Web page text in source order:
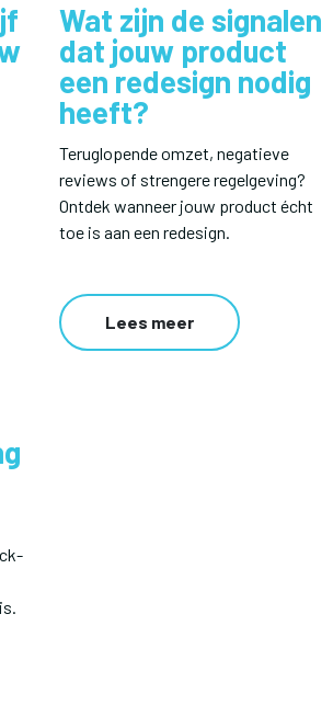
Wat zijn de signalen
dat jouw product
een redesign nodig
heeft?
Teruglopende omzet, negatieve
reviews of strengere regelgeving?
Ontdek wanneer jouw product écht
toe is aan een redesign.
Lees meer